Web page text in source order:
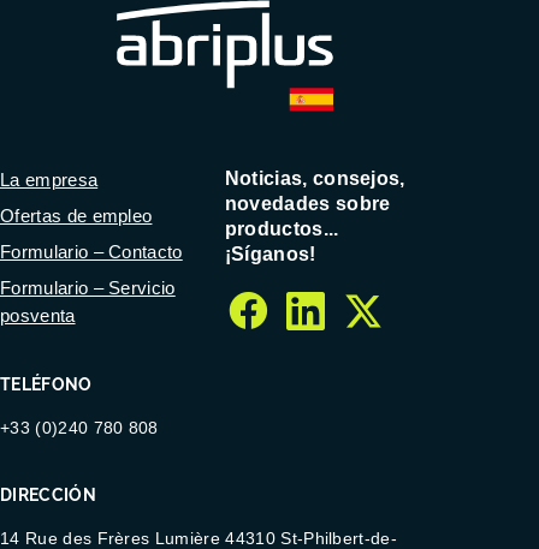
TELÉFONO
+33 (0)240 780 808
DIRECCIÓN
14 Rue des Frères Lumière 44310 St-Philbert-de-
La empresa
Ofertas de empleo
Formulario – Contacto
Formulario – Servicio
posventa
Noticias, consejos,
novedades sobre
productos...
¡Síganos!
facebook
linkedin
twitter